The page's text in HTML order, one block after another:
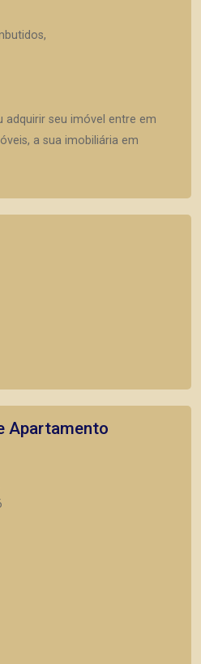
adquirir seu imóvel entre em
a sua imobiliária em
Apartamento